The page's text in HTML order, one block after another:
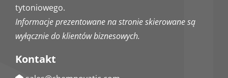
tytoniowego.
Informacje prezentowane na stronie skierowane są
wyłącznie do klientów biznesowych.
Kontakt